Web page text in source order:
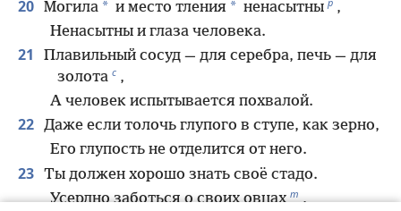
20 Могила * и место тления * ненасытны
,
Ненасытны и глаза человека.
21
Плавильный сосуд — для серебра, печь — для
золота с ,
А человек испытывается похвалой.
22 Даже если толочь глупого в ступе, как зерно,
Его глупость не отделится от него.
23 Ты должен хорошо знать своё стадо.
Усердно заботься о своих овцах т ,